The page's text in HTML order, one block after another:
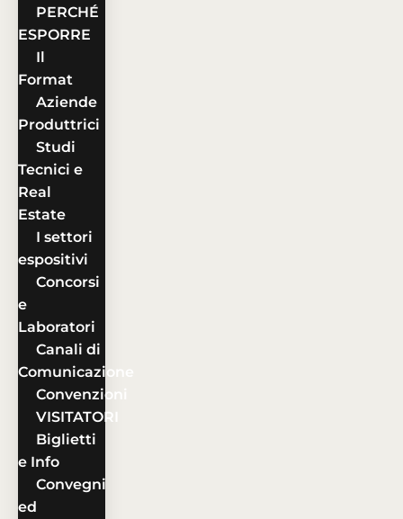
PERCHÉ
ESPORRE
Il
Format
Aziende
Produttrici
Studi
Tecnici e
Real
Estate
I settori
espositivi
Concorsi
e
Laboratori
Canali di
Comunicazione
Convenzioni
VISITATORI
Biglietti
e Info
Convegni
ed